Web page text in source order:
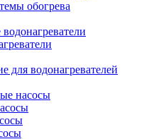
обогрева
для водонагревателей
насосы